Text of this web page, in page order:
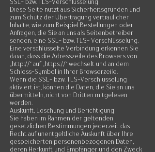
Diese Seite nutzt aus Sicherheitsgründen und
zum Schutz der Übertragung vertraulicher
Inhalte, wie zum Beispiel Bestellungen oder
Anfragen, die Sie an uns als Seitenbetreiber
senden, eine SSL- bzw. TLS- Verschlüsselung.
Eine verschlüsselte Verbindung erkennen Sie
daran, dass die Adresszeile des Browsers von
„http://“ auf „https://“ wechselt und an dem
Schloss-Symbol in Ihrer Browserzeile.
Wenn die SSL- bzw. TLS-Verschlüsselung
aktiviert ist, können die Daten, die Sie an uns
übermitteln, nicht von Dritten mitgelesen
werden.
Auskunft, Löschung und Berichtigung
Sie haben im Rahmen der geltenden
gesetzlichen Bestimmungen jederzeit das
Recht auf unentgeltliche Auskunft über Ihre
gespeicherten personenbezogenen Daten,
deren Herkunft und Empfänger und den Zweck